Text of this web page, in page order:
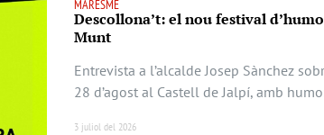
MARESME
Descollona’t: el nou festival
Munt
Entrevista a l’alcalde Josep Sànchez
28 d’agost al Castell de Jalpí, amb
3 juliol del 2026